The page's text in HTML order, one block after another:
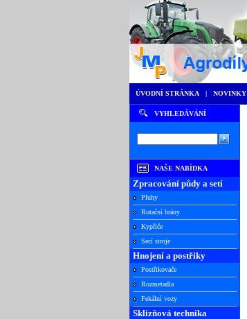
ÚVODNÍ STRÁNKA | NOVINKY
VYHLEDÁVÁNÍ
NAŠE NABÍDKA
Zpracování půdy a setí
Pluhy
Rotační brány
Kypřiče
Secí stroje
Hnojení a postřiky
Postřikovače
Rozmetadla
Fekální vozy
Sklizňová technika